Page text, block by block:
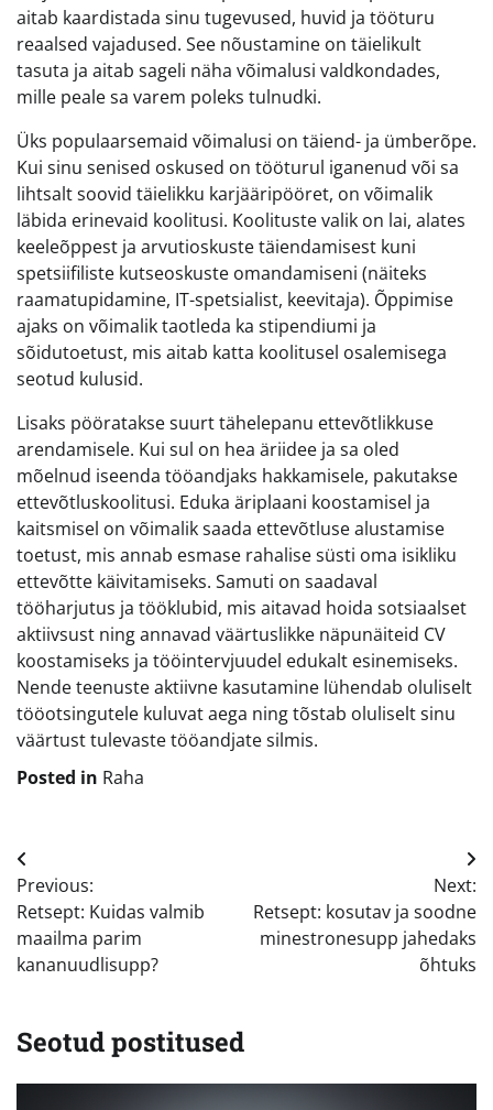
aitab kaardistada sinu tugevused, huvid ja tööturu
reaalsed vajadused. See nõustamine on täielikult
tasuta ja aitab sageli näha võimalusi valdkondades,
mille peale sa varem poleks tulnudki.
Üks populaarsemaid võimalusi on täiend- ja ümberõpe.
Kui sinu senised oskused on tööturul iganenud või sa
lihtsalt soovid täielikku karjääripööret, on võimalik
läbida erinevaid koolitusi. Koolituste valik on lai, alates
keeleõppest ja arvutioskuste täiendamisest kuni
spetsiifiliste kutseoskuste omandamiseni (näiteks
raamatupidamine, IT-spetsialist, keevitaja). Õppimise
ajaks on võimalik taotleda ka stipendiumi ja
sõidutoetust, mis aitab katta koolitusel osalemisega
seotud kulusid.
Lisaks pööratakse suurt tähelepanu ettevõtlikkuse
arendamisele. Kui sul on hea äriidee ja sa oled
mõelnud iseenda tööandjaks hakkamisele, pakutakse
ettevõtluskoolitusi. Eduka äriplaani koostamisel ja
kaitsmisel on võimalik saada ettevõtluse alustamise
toetust, mis annab esmase rahalise süsti oma isikliku
ettevõtte käivitamiseks. Samuti on saadaval
tööharjutus ja tööklubid, mis aitavad hoida sotsiaalset
aktiivsust ning annavad väärtuslikke näpunäiteid CV
koostamiseks ja tööintervjuudel edukalt esinemiseks.
Nende teenuste aktiivne kasutamine lühendab oluliselt
tööotsingutele kuluvat aega ning tõstab oluliselt sinu
väärtust tulevaste tööandjate silmis.
Posted in Raha
Navigeerimine
Previous:
Retsept: Kuidas valmib
maailma parim
kananuudlisupp?
Next:
Retsept: kosutav ja soodne
minestronesupp jahedaks
õhtuks
Seotud postitused